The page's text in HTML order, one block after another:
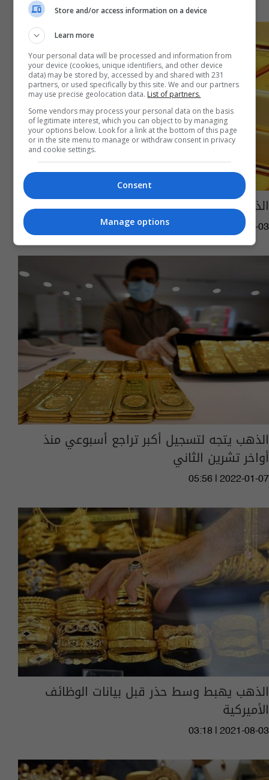
الذهب يسجل أطول سلسلة خسائر منذ آب 2022
02:19 | 2023-10-03
الذهب يتجه لتسجيل أكبر تراجع أسبوعي منذ
أواخر تشرين الثاني
05:56 | 2022-01-07
الذهب يهبط وسط حذر قبل بيانات الوظائف
الأميركية
03:18 | 2021-08-03
Store and/or access information on a device
Learn more
Your personal data will be processed and information from
your device (cookies, unique identifiers, and other device
data) may be stored by, accessed by and shared with 231
partners, or used specifically by this site. We and our partners
may use precise geolocation data. List of partners.
Some vendors may process your personal data on the basis
of legitimate interest, which you can object to by managing
your options below. Look for a link at the bottom of this page
or in the site menu to manage or withdraw consent in privacy
and cookie settings.
Consent
Manage options